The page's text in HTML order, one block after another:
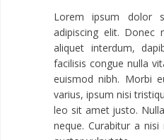
Lorem ipsum dolor
adipiscing elit. Donec
aliquet interdum,
facilisis congue nulla
euismod nibh. Morbi
varius, ipsum nisi
leo sit amet justo.
neque. Curabitur a